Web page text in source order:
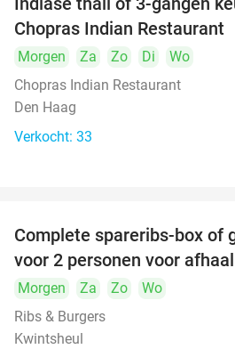
food
Chopras Indian Restaurant
Morgen Za Zo Di
Wo
Chopras Indian Restaurant
Den Haag
Verkocht: 33
Complete spareribs-box of
voor 2 personen voor afhaal
Morgen Za Zo
Wo
Ribs & Burgers
Kwintsheul